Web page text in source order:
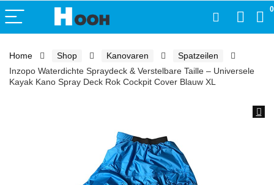
0
Home Shop Kanovaren
Spatzeilen
Inzopo Waterdichte Spraydeck & Verstelbare Taille – Universele
Kayak Kano Spray Deck Rok Cockpit Cover Blauw XL